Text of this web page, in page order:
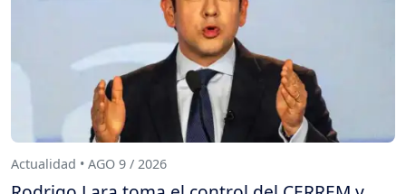
Actualidad • AGO 9 / 2026